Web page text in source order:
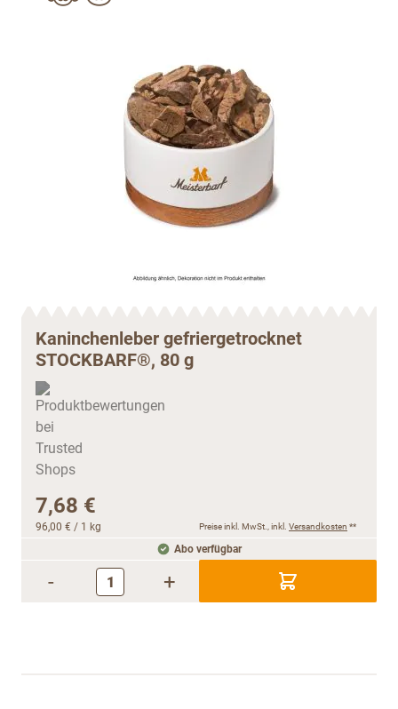
Kaninchenleber gefriergetrocknet
STOCKBARF®, 80 g
7,68 €
96,00 € / 1 kg Preise inkl. MwSt., inkl. Versandkosten **
Abo verfügbar
- +